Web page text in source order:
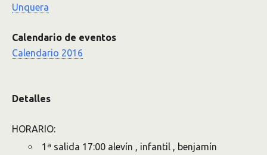
Unquera
Calendario de eventos
Calendario 2016
Detalles
HORARIO:
1ª salida 17:00 alevín , infantil , benjamín